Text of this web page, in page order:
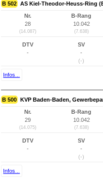
B 502 AS Kiel-Theodor-Heuss-Ring
Nr.
28
(14.087)
B-Rang
10.042
(7.638)
DTV
-
SV
-
(-)
Infos...
B 500 KVP Baden-Baden,
Nr.
29
(14.075)
B-Rang
10.042
(7.638)
DTV
-
SV
-
(-)
Infos...